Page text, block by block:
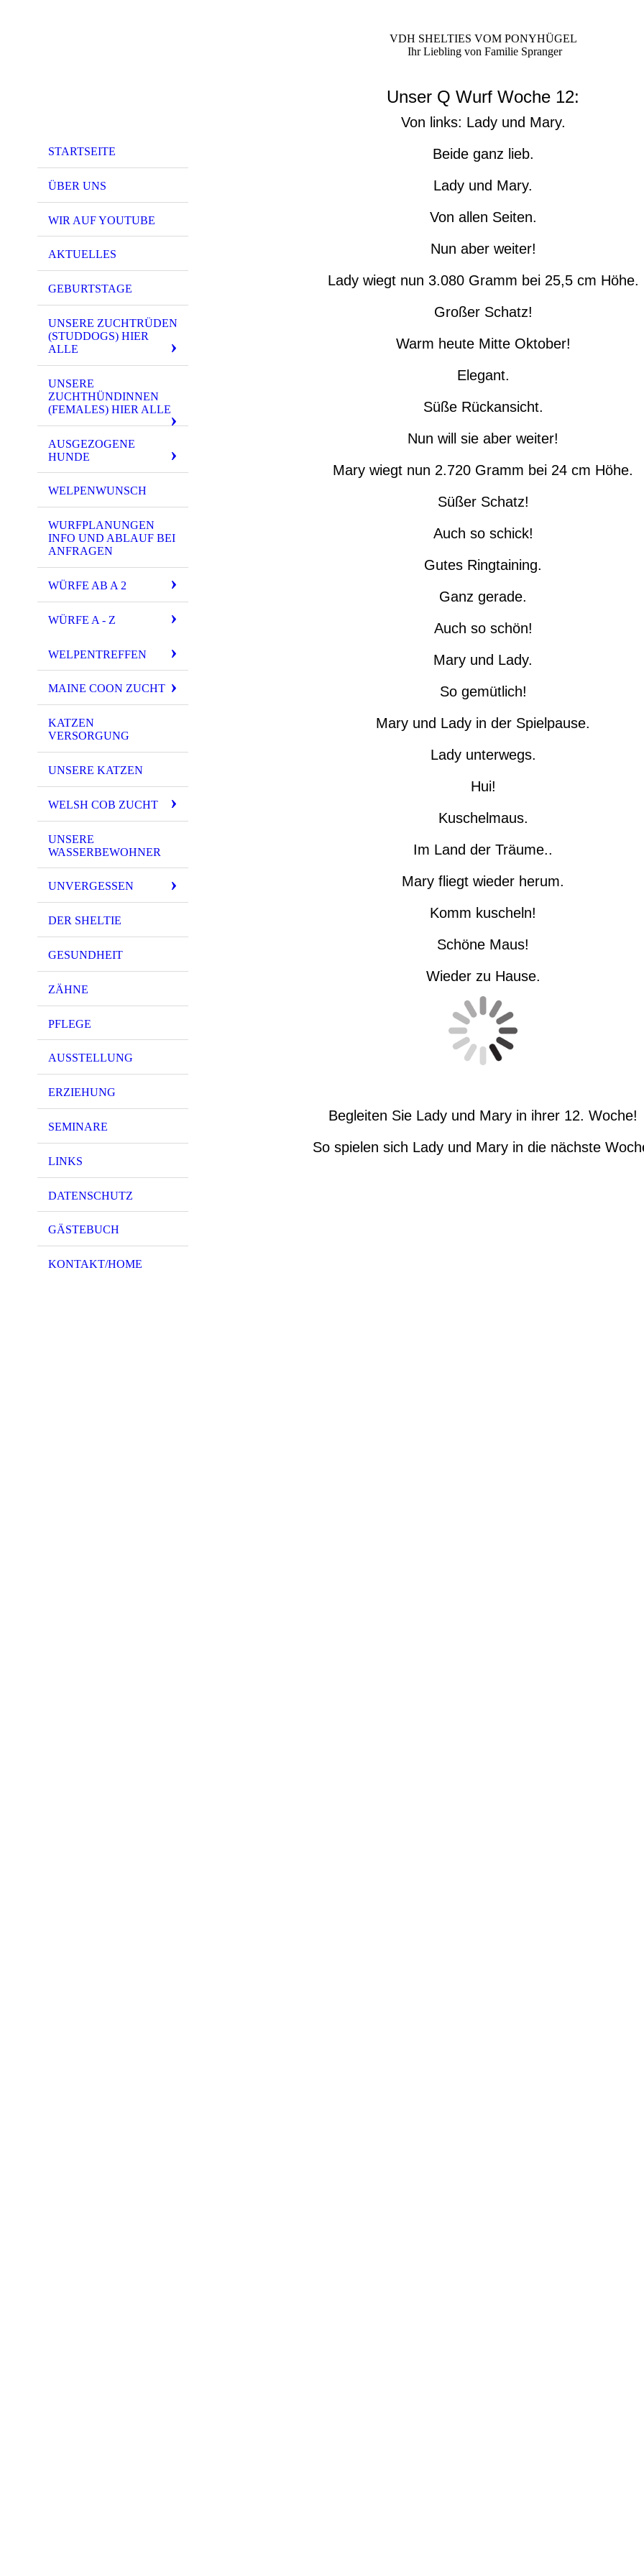
STARTSEITE
ÜBER UNS
WIR AUF YOUTUBE
AKTUELLES
GEBURTSTAGE
UNSERE ZUCHTRÜDEN
(STUDDOGS) HIER
ALLE
UNSERE
ZUCHTHÜNDINNEN
(FEMALES) HIER ALLE
AUSGEZOGENE
HUNDE
WELPENWUNSCH
WURFPLANUNGEN
INFO UND ABLAUF BEI
ANFRAGEN
WÜRFE AB A 2
WÜRFE A - Z
WELPENTREFFEN
MAINE COON ZUCHT
KATZEN
VERSORGUNG
UNSERE KATZEN
WELSH COB ZUCHT
UNSERE
WASSERBEWOHNER
UNVERGESSEN
DER SHELTIE
GESUNDHEIT
ZÄHNE
PFLEGE
AUSSTELLUNG
ERZIEHUNG
SEMINARE
LINKS
DATENSCHUTZ
GÄSTEBUCH
KONTAKT/HOME
VDH SHELTIES VOM PONYHÜGEL
Ihr Liebling von Familie Spranger
Unser Q Wurf Woche 12:
Von links: Lady und Mary.
Beide ganz lieb.
Lady und Mary.
Von allen Seiten.
Nun aber weiter!
Lady wiegt nun 3.080 Gramm bei 25,5 cm Höhe.
Großer Schatz!
Warm heute Mitte Oktober!
Elegant.
Süße Rückansicht.
Nun will sie aber weiter!
Mary wiegt nun 2.720 Gramm bei 24 cm Höhe.
Süßer Schatz!
Auch so schick!
Gutes Ringtaining.
Ganz gerade.
Auch so schön!
Mary und Lady.
So gemütlich!
Mary und Lady in der Spielpause.
Lady unterwegs.
Hui!
Kuschelmaus.
Im Land der Träume..
Mary fliegt wieder herum.
Komm kuscheln!
Schöne Maus!
Wieder zu Hause.
Begleiten Sie Lady und Mary in ihrer 12. Woche!
So spielen sich Lady und Mary in die nächste